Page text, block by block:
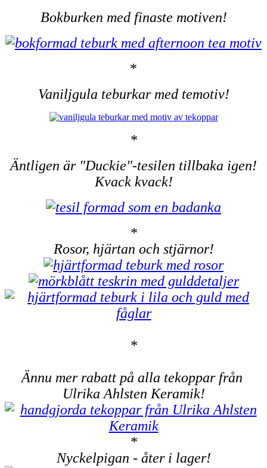
Bokburken med finaste motiven!
*
Vaniljgula teburkar med temotiv!
*
Äntligen är "Duckie"-tesilen tillbaka igen!
Kvack kvack!
*
Rosor, hjärtan och stjärnor!
*
Ännu mer rabatt på alla tekoppar från
Ulrika Ahlsten Keramik!
*
Nyckelpigan - åter i lager!